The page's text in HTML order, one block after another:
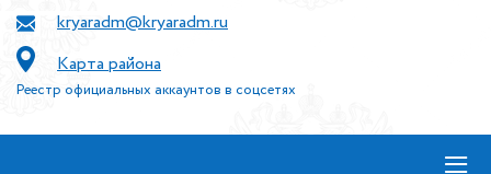
kryaradm@kryaradm.ru
Карта района
Реестр официальных аккаунтов в соцсетях